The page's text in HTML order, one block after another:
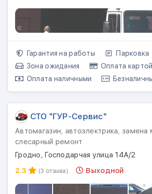
Гарантия на работы
Парковка
Зона ожидания
Оплата картой
Оплата наличными
СТО "ГУР-Сервис"
Автомагазин, автоэлектрика, замена
слесарный ремонт
Гродно, Господарчая улица 14А/2
2.3
(3 отзыва) Выходной